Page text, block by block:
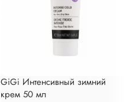
GiGi Интенсивный зимний
крем 50 мл